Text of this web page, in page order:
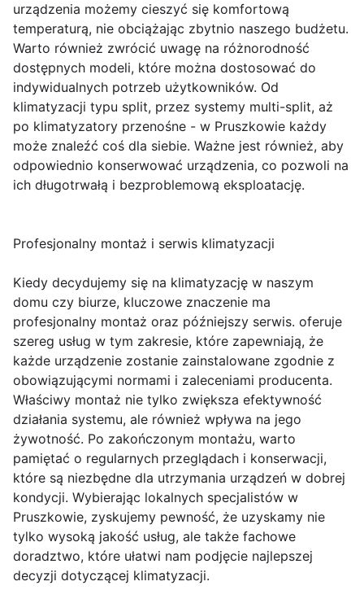
urządzenia możemy cieszyć się komfortową
temperaturą, nie obciążając zbytnio naszego budżetu.
Warto również zwrócić uwagę na różnorodność
dostępnych modeli, które można dostosować do
indywidualnych potrzeb użytkowników. Od
klimatyzacji typu split, przez systemy multi-split, aż
po klimatyzatory przenośne - w Pruszkowie każdy
może znaleźć coś dla siebie. Ważne jest również, aby
odpowiednio konserwować urządzenia, co pozwoli na
ich długotrwałą i bezproblemową eksploatację.
Profesjonalny montaż i serwis klimatyzacji
Kiedy decydujemy się na klimatyzację w naszym
domu czy biurze, kluczowe znaczenie ma
profesjonalny montaż oraz późniejszy serwis. oferuje
szereg usług w tym zakresie, które zapewniają, że
każde urządzenie zostanie zainstalowane zgodnie z
obowiązującymi normami i zaleceniami producenta.
Właściwy montaż nie tylko zwiększa efektywność
działania systemu, ale również wpływa na jego
żywotność. Po zakończonym montażu, warto
pamiętać o regularnych przeglądach i konserwacji,
które są niezbędne dla utrzymania urządzeń w dobrej
kondycji. Wybierając lokalnych specjalistów w
Pruszkowie, zyskujemy pewność, że uzyskamy nie
tylko wysoką jakość usług, ale także fachowe
doradztwo, które ułatwi nam podjęcie najlepszej
decyzji dotyczącej klimatyzacji.